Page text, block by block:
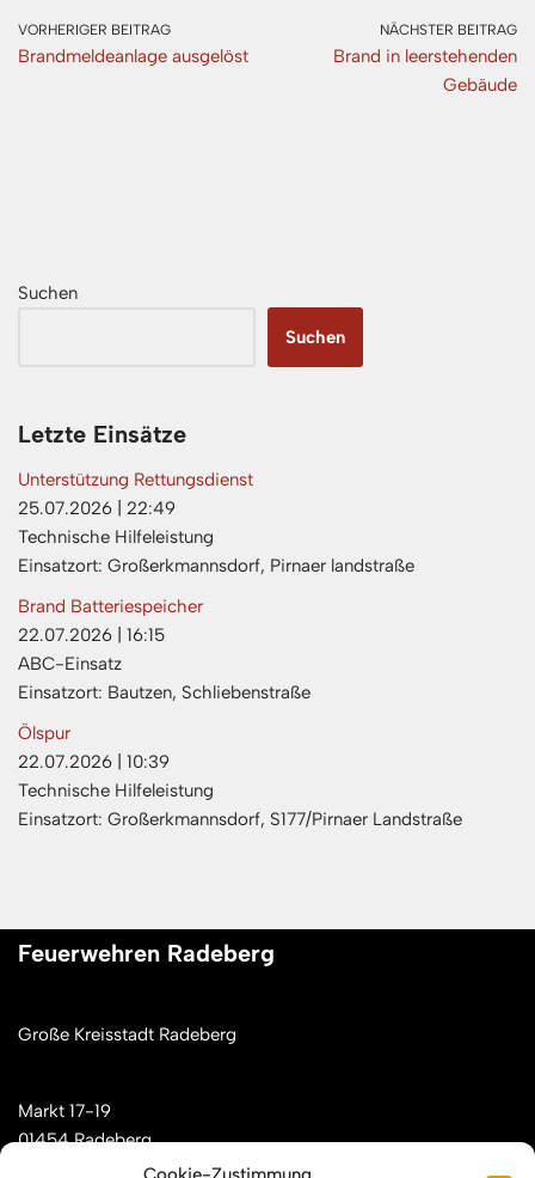
VORHERIGER BEITRAG
Brandmeldeanlage ausgelöst
NÄCHSTER BEITRAG
Brand in leerstehenden
Gebäude
Suchen
Suchen
Letzte Einsätze
Unterstützung Rettungsdienst
25.07.2026
22:49
Technische Hilfeleistung
Einsatzort: Großerkmannsdorf, Pirnaer landstraße
Brand Batteriespeicher
22.07.2026
16:15
ABC-Einsatz
Einsatzort: Bautzen, Schliebenstraße
Ölspur
22.07.2026
10:39
Technische Hilfeleistung
Einsatzort: Großerkmannsdorf, S177/Pirnaer Landstraße
Feuerwehren Radeberg
Große Kreisstadt Radeberg
Markt 17-19
01454 Radeberg